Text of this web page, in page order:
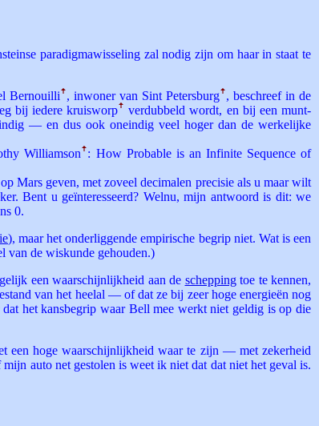
paradigmawisseling zal nodig zijn om haar in staat te
Bernouilli ꜛ , inwoner van Sint Petersburgꜛ , beschreef in de
bij iedere kruis­worpꜛ verdubbeld wordt, en bij een munt­
— en dus ook oneindig veel hoger dan de werkelijke
Williamson ꜛ : How Probable is an Infinite Sequence of
Mars geven, met zoveel decimalen precisie als u maar wilt
Bent u geïnteresseerd? Welnu, mijn antwoord is dit: we
0.
), maar het onderliggende empirische begrip niet. Wat is een
van de wiskunde gehouden.)
een waarschijnlijkheid aan de scheppingtoe te kennen,
van het heelal — of dat ze bij zeer hoge energieën nog
het kansbegrip waar Bell mee werkt niet geldig is op die
een hoge waarschijnlijkheid waar te zijn — met zekerheid
auto net gestolen is weet ik niet dat dat niet het geval is.